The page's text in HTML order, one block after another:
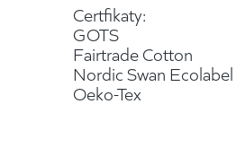
Certfikaty:
GOTS
Fairtrade Cotton
Nordic Swan Ecolabel
Oeko-Tex